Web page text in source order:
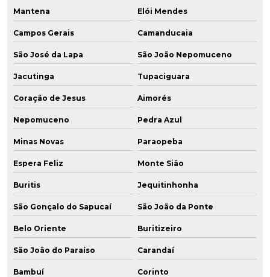
Mantena Elói Mendes
Campos Gerais Camanducaia
São José da Lapa São João Nepomuceno
Jacutinga Tupaciguara
Coração de Jesus Aimorés
Nepomuceno Pedra Azul
Minas Novas Paraopeba
Espera Feliz Monte Sião
Buritis Jequitinhonha
São Gonçalo do Sapucaí São João da Ponte
Belo Oriente Buritizeiro
São João do Paraíso Carandaí
Bambuí Corinto